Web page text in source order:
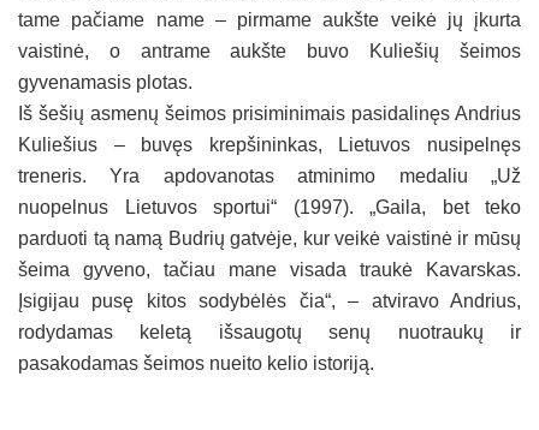
tame pačiame name – pirmame aukšte veikė jų įkurta
vaistinė, o antrame aukšte buvo Kuliešių šeimos
gyvenamasis plotas.
Iš šešių asmenų šeimos prisiminimais pasidalinęs Andrius
Kuliešius – buvęs krepšininkas, Lietuvos nusipelnęs
treneris. Yra apdovanotas atminimo medaliu „Už
nuopelnus Lietuvos sportui“ (1997). „Gaila, bet teko
parduoti tą namą Budrių gatvėje, kur veikė vaistinė ir mūsų
šeima gyveno, tačiau mane visada traukė Kavarskas.
Įsigijau pusę kitos sodybėlės čia“, – atviravo Andrius,
rodydamas keletą išsaugotų senų nuotraukų ir
pasakodamas šeimos nueito kelio istoriją.